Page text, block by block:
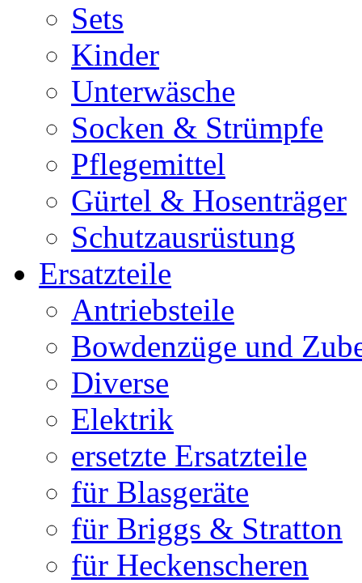
Sets
Kinder
Unterwäsche
Socken & Strümpfe
Pflegemittel
Gürtel & Hosenträger
Schutzausrüstung
Ersatzteile
Antriebsteile
Bowdenzüge und
Diverse
Elektrik
ersetzte Ersatzteile
für Blasgeräte
für Briggs & Stratton
für Heckenscheren